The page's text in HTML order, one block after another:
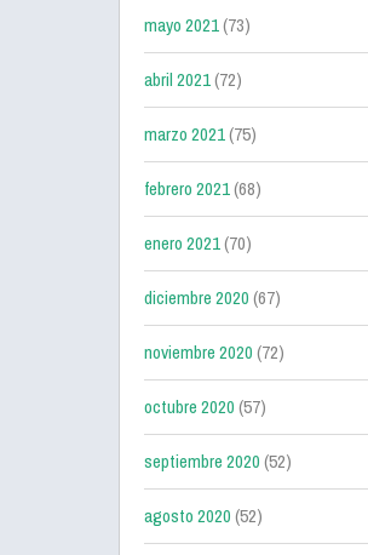
mayo 2021(73)
abril 2021(72)
marzo 2021(75)
febrero 2021(68)
enero 2021(70)
diciembre 2020(67)
noviembre 2020(72)
octubre 2020(57)
septiembre 2020(52)
agosto 2020(52)